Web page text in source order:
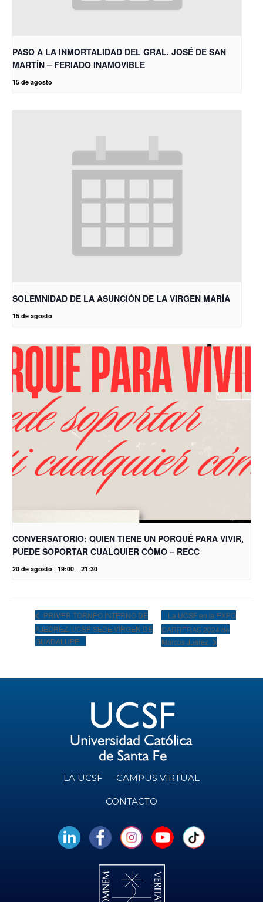
PASO A LA INMORTALIDAD DEL GRAL. JOSÉ DE SAN
MARTÍN – FERIADO INAMOVIBLE
15 de agosto
SOLEMNIDAD DE LA ASUNCIÓN DE LA VIRGEN MARÍA
15 de agosto
CONVERSATORIO: QUIEN TIENE UN PORQUÉ PARA VIVIR,
PUEDE SOPORTAR CUALQUIER CÓMO – RECC
20 de agosto | 19:00 - 21:30
PRIMER TORNEO INTERNO DE
AJEDREZ. UCSF-SEDE VIRGEN DE
GUADALUPE
La UCSF en la EXPO
CARRERAS 2024 de
Marcos Juárez
LA UCSF CAMPUS VIRTUAL
CONTACTO